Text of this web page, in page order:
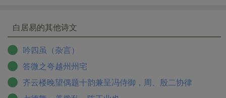
白居易的其他诗文
吟四虽（杂言）
答微之夸越州州宅
齐云楼晚望偶题十韵兼呈冯侍御，周、殷二协律